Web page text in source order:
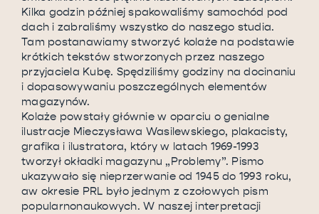
Kilka godzin później spakowaliśmy samochód pod
dach i zabraliśmy wszystko do naszego studia.
Tam postanawiamy stworzyć kolaże na podstawie
krótkich tekstów stworzonych przez naszego
przyjaciela Kubę. Spędziliśmy godziny na docinaniu
i dopasowywaniu poszczególnych elementów
magazynów.
Kolaże powstały głównie w oparciu o genialne
ilustracje Mieczysława Wasilewskiego, plakacisty,
grafika i ilustratora, który w latach 1969-1993
tworzył okładki magazynu „Problemy”. Pismo
ukazywało się nieprzerwanie od 1945 do 1993 roku,
aw okresie PRL było jednym z czołowych pism
popularnonaukowych. W naszej interpretacji